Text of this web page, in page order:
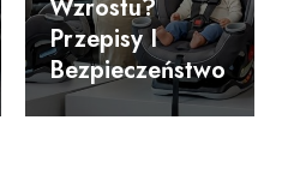
Wzrostu?
Przepisy I
Bezpieczeństwo